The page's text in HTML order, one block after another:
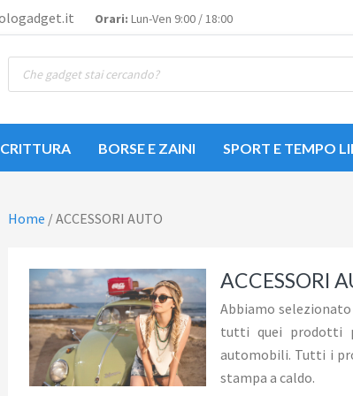
Orari: Lun-Ven 9:00 / 18:00
Ricerca
prodotti
BORSE E ZAINI SPORT E TEMPO
Home /ACCESSORI AUTO
ACCESSORI
Abbiamo
tutti quei prodotti
automobili. Tutti i
stampa a caldo.